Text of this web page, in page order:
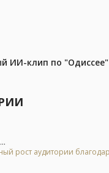
ИИ-клип по
рост аудитории